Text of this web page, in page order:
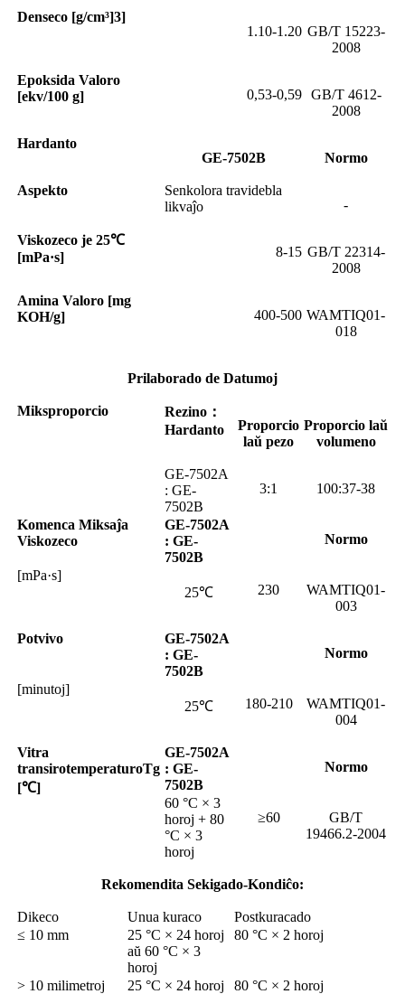
Denseco [g/cm³]3]
1.10-1.20 GB/T 15223-
2008
Epoksida Valoro
[ekv/100 g]
0,53-0,59 GB/T 4612-
2008
Hardanto
GE-7502B
Normo
Aspekto
Senkolora travidebla
likvaĵo
-
Viskozeco je 25℃
[mPa·s]
8-15 GB/T 22314-
2008
Amina Valoro [mg
KOH/g]
400-500 WAMTIQ01-
018
Prilaborado de Datumoj
Miksproporcio Rezino ：
Hardanto
Proporcio
laŭ pezo
Proporcio laŭ
volumeno
GE-7502A
: GE-
7502B
3:1 100:37-38
Komenca Miksaĵa
Viskozeco
GE-7502A
: GE-
7502B
Normo
[mPa·s]
25℃
230
WAMTIQ01-
003
Potvivo
GE-7502A
: GE-
7502B
Normo
[minutoj]
25℃
180-210
WAMTIQ01-
004
Vitra
transirotemperaturoTg
[℃]
GE-7502A
: GE-
7502B
Normo
60 °C × 3
horoj + 80
°C × 3
horoj
≥60
GB/T
19466.2-2004
Rekomendita Sekigado-Kondiĉo:
Dikeco Unua kuraco
Postkuracado
≤ 10 mm
25 °C × 24 horoj
aŭ 60 °C × 3
horoj
80 °C × 2 horoj
> 10 milimetroj 25 °C × 24 horoj
80 °C × 2 horoj